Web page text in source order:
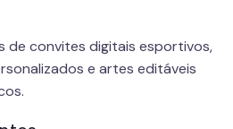
de convites digitais esportivos,
e artes editáveis